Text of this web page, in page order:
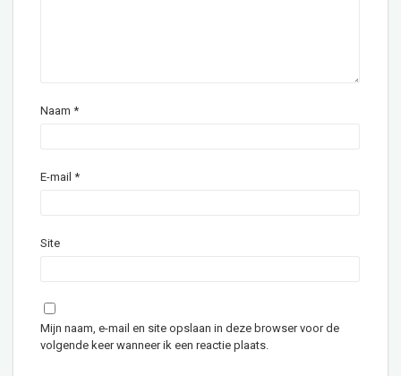
Naam *
E-mail *
Site
Mijn naam, e-mail en site opslaan in deze browser voor de
volgende keer wanneer ik een reactie plaats.